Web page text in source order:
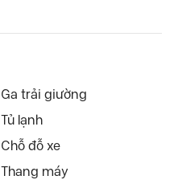
Ga trải giường
Tủ lạnh
Chỗ đỗ xe
Thang máy